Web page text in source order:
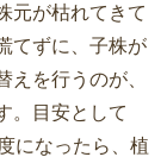
元が枯れてきて
てずに、子株が
を行うのが、
。目安として
になったら、植